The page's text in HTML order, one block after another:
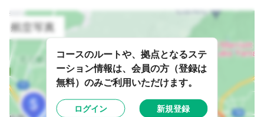
コースのルートや、拠点となるステ
ーション情報は、会員の方（登録は
無料）のみご利用いただけます。
ログイン 新規登録